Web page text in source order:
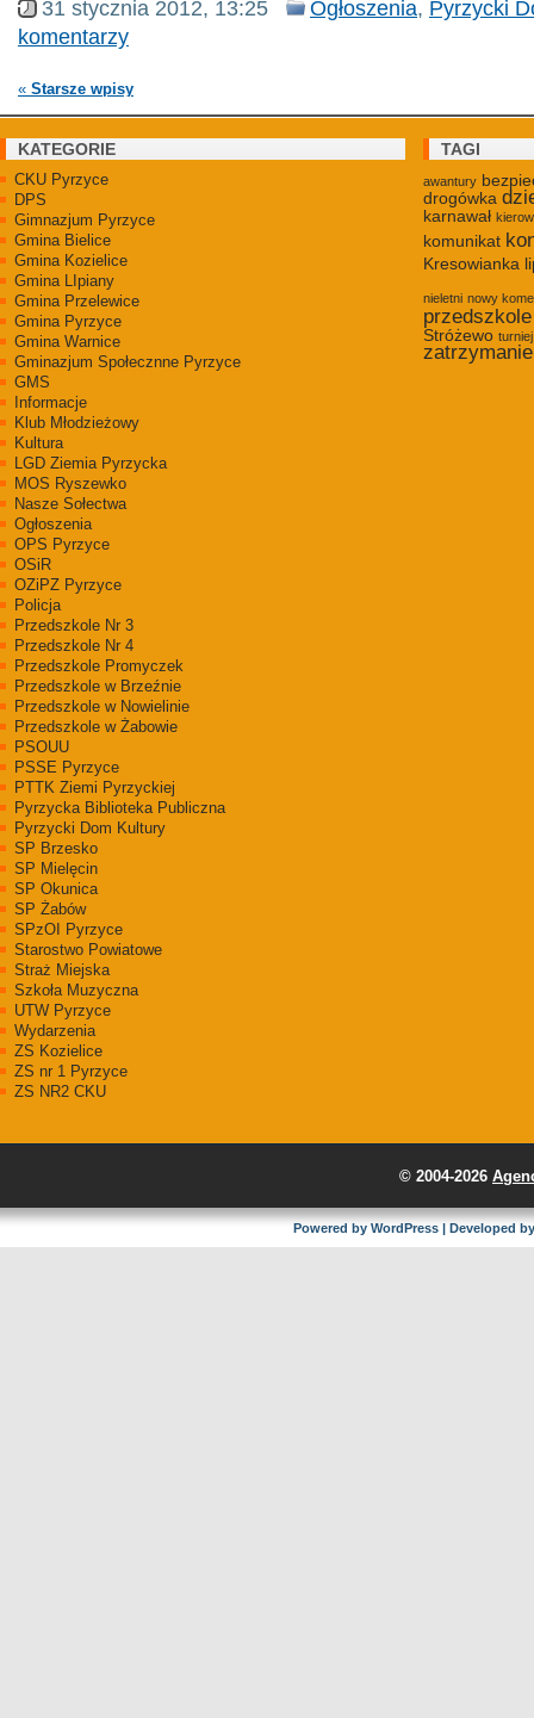
31 stycznia 2012, 13:25 Ogłoszenia, Pyrzycki
komentarzy
« Starsze wpisy
KATEGORIE
CKU Pyrzyce
DPS
Gimnazjum Pyrzyce
Gmina Bielice
Gmina Kozielice
Gmina LIpiany
Gmina Przelewice
Gmina Pyrzyce
Gmina Warnice
Gminazjum Społecznne Pyrzyce
GMS
Informacje
Klub Młodzieżowy
Kultura
LGD Ziemia Pyrzycka
MOS Ryszewko
Nasze Sołectwa
Ogłoszenia
OPS Pyrzyce
OSiR
OZiPZ Pyrzyce
Policja
Przedszkole Nr 3
Przedszkole Nr 4
Przedszkole Promyczek
Przedszkole w Brzeźnie
Przedszkole w Nowielinie
Przedszkole w Żabowie
PSOUU
PSSE Pyrzyce
PTTK Ziemi Pyrzyckiej
Pyrzycka Biblioteka Publiczna
Pyrzycki Dom Kultury
SP Brzesko
SP Mielęcin
SP Okunica
SP Żabów
SPzOI Pyrzyce
Starostwo Powiatowe
Straż Miejska
Szkoła Muzyczna
UTW Pyrzyce
Wydarzenia
ZS Kozielice
ZS nr 1 Pyrzyce
ZS NR2 CKU
TAGI
awantury
drogówka
karnawał
komunikat
Kresowianka
nieletni nowy
przedszkole
Stróżewo turniej
zatrzymanie
© 2004-2026
Powered by WordPress| Developed